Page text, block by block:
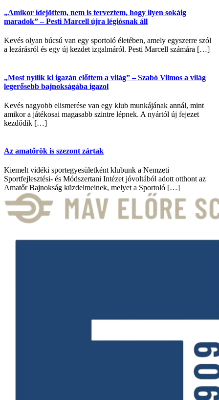
„Amikor idejöttem, nem is terveztem, hogy ilyen sokáig
maradok” – Pesti Marcell újra légiósnak áll
Kevés olyan búcsú van egy sportoló életében, amely egyszerre szól
a lezárásról és egy új kezdet izgalmáról. Pesti Marcell számára […]
„Most nyílik ki igazán előttem a világ” – Szabó Vilmos a világ
legerősebb bajnokságába igazol
Kevés nagyobb elismerése van egy klub munkájának annál, mint
amikor a játékosai magasabb szintre lépnek. A nyártól új fejezet
kezdődik […]
Az amatőrök is szezont zártak
Kiemelt vidéki sportegyesületként klubunk a Nemzeti
Sportfejlesztési- és Módszertani Intézet jóvoltából adott otthont az
Amatőr Bajnokság küzdelmeinek, melyet a Sportoló […]